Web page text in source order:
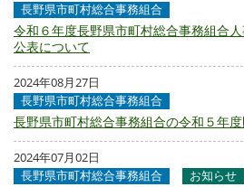
長野県市町村総合事務組合
令和６年度長野県市町村総合事務組合
公表について
2024年08月27日
長野県市町村総合事務組合
長野県市町村総合事務組合の令和５年
2024年07月02日
長野県市町村総合事務組合
お知らせ